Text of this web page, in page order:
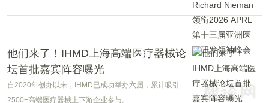
他们来了！IHMD上海高端医疗器械论
坛首批嘉宾阵容曝光
自2020年创办以来，IHMD已成功举办六届，累计吸引
2500+高端医疗器械上下游企业参与。